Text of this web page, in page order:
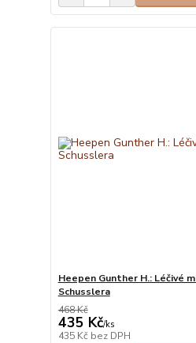
Heepen Gunther H.: Léčivé
Schusslera
468 Kč
435 Kč/ks
435 Kč bez DPH